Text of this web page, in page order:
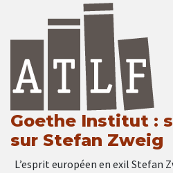
Goethe Institut :
sur Stefan Zweig
L’esprit européen en exil Stefan